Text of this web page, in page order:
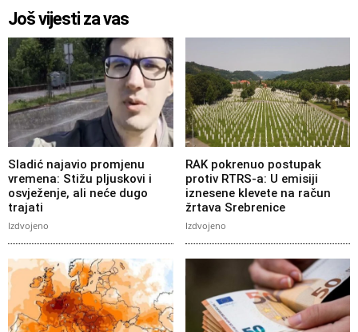
Još vijesti za vas
Sladić najavio promjenu
vremena: Stižu pljuskovi i
osvježenje, ali neće dugo
trajati
Izdvojeno
RAK pokrenuo postupak
protiv RTRS-a: U emisiji
iznesene klevete na račun
žrtava Srebrenice
Izdvojeno